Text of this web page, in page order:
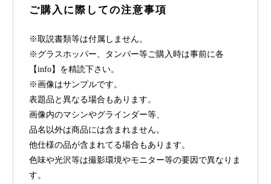
ご購入に際しての注意事項
※取説書類等は付属しません。
※グラスホッパー、タンパー等ご購入時は事前に各
【info】を精読下さい。
※画像はサンプルです。
表題品と異なる場合もあります。
画像内のマシンやグラインダー等、
品名以外は商品には含まれません。
他仕様の品が含まれてる場合もあります。
色味や光沢等は撮影環境やモニター等の要因で異なりま
す。